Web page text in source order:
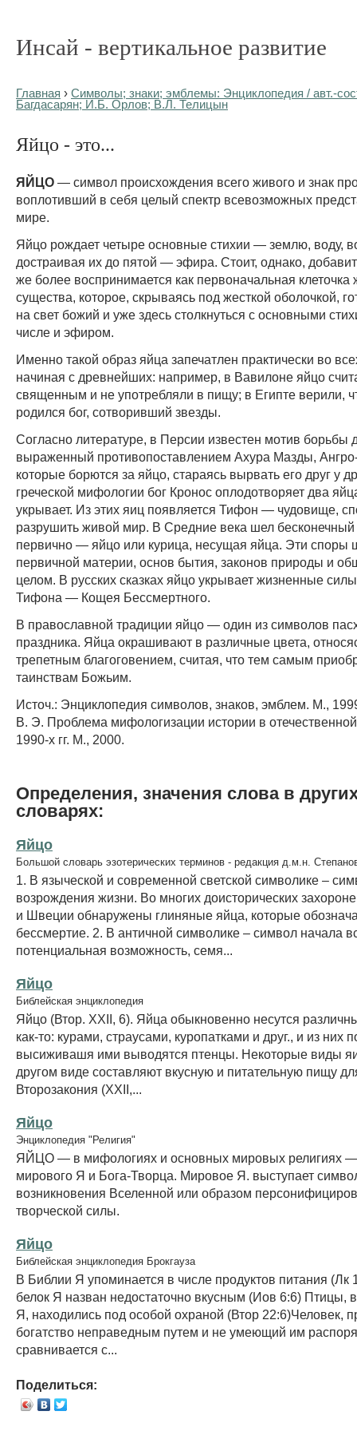
Инсай - вертикальное развитие
Главная › Символы; знаки; эмблемы: Энциклопедия / авт.-
Багдасарян; И.Б. Орлов; В.Л. Телицын
Яйцо - это...
ЯЙЦО — символ происхождения всего живого и знак
воплотивший в себя целый спектр всевозможных
мире.
Яйцо рождает четыре основные стихии — землю, воду,
достраивая их до пятой — эфира. Стоит, однако,
же более воспринимается как первоначальная клеточка
существа, которое, скрываясь под жесткой оболочкой,
на свет божий и уже здесь столкнуться с основными
числе и эфиром.
Именно такой образ яйца запечатлен практически во
начиная с древнейших: например, в Вавилоне яйцо
священным и не употребляли в пищу; в Египте верили,
родился бог, сотворивший звезды.
Согласно литературе, в Персии известен мотив борьбы
выраженный противопоставлением Ахура Мазды,
которые борются за яйцо, стараясь вырвать его друг у
греческой мифологии бог Кронос оплодотворяет два
укрывает. Из этих яиц появляется Тифон — чудовище,
разрушить живой мир. В Средние века шел бесконечный
первично — яйцо или курица, несущая яйца. Эти споры
первичной материи, основ бытия, законов природы и
целом. В русских сказках яйцо укрывает жизненные
Тифона — Кощея Бессмертного.
В православной традиции яйцо — один из символов
праздника. Яйца окрашивают в различные цвета,
трепетным благоговением, считая, что тем самым
таинствам Божьим.
Источ.: Энциклопедия символов, знаков, эмблем. М.,
В. Э. Проблема мифологизации истории в
1990-х гг. М., 2000.
Определения, значения слова в
словарях:
Яйцо
Большой словарь эзотерических терминов - редакция д.м.н.
1. В языческой и современной светской символике –
возрождения жизни. Во многих доисторических
и Швеции обнаружены глиняные яйца, которые
бессмертие. 2. В античной символике – символ начала
потенциальная возможность, семя...
Яйцо
Библейская энциклопедия
Яйцо (Втор. XXII, 6). Яйца обыкновенно несутся
как-то: курами, страусами, куропатками и друг., и из них
высиживашя ими выводятся птенцы. Некоторые виды
другом виде составляют вкусную и питательную пищу
Второзакония (XXII,...
Яйцо
Энциклопедия "Религия"
ЯЙЦО — в мифологиях и основных мировых религиях
мирового Я и Бога-Творца. Мировое Я. выступает
возникновения Вселенной или образом
творческой силы.
Яйцо
Библейская энциклопедия Брокгауза
В Библии Я упоминается в числе продуктов питания (Лк
белок Я назван недостаточно вкусным (Иов 6:6)
Я, находились под особой охраной (Втор 22:6)Человек,
богатство неправедным путем и не умеющий им
сравнивается с...
Поделиться: